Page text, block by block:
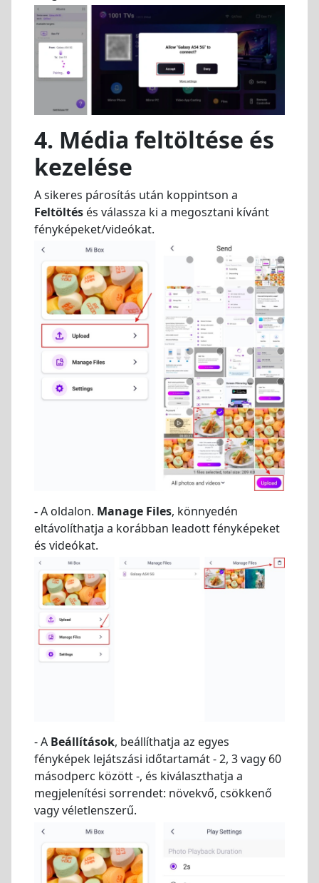
4. Média feltöltése és
kezelése
A sikeres párosítás után koppintson a
Feltöltés és válassza ki a megosztani kívánt
fényképeket/videókat.
-A oldalon. Manage Files, könnyedén
eltávolíthatja a korábban leadott fényképeket
és videókat.
- A Beállítások, beállíthatja az egyes
fényképek lejátszási időtartamát - 2, 3 vagy 60
másodperc között -, és kiválaszthatja a
megjelenítési sorrendet: növekvő, csökkenő
vagy véletlenszerű.